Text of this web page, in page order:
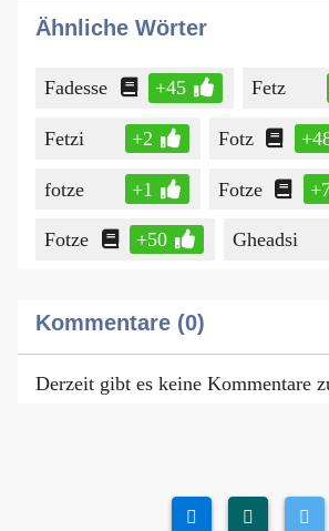
Ähnliche Wörter
Fadesse +45 Fetz
Fetzi +2 Fotz
fotze +1 Fotze
Fotze +50 Gheadsi
Kommentare (0)
Derzeit gibt es keine Kommentare